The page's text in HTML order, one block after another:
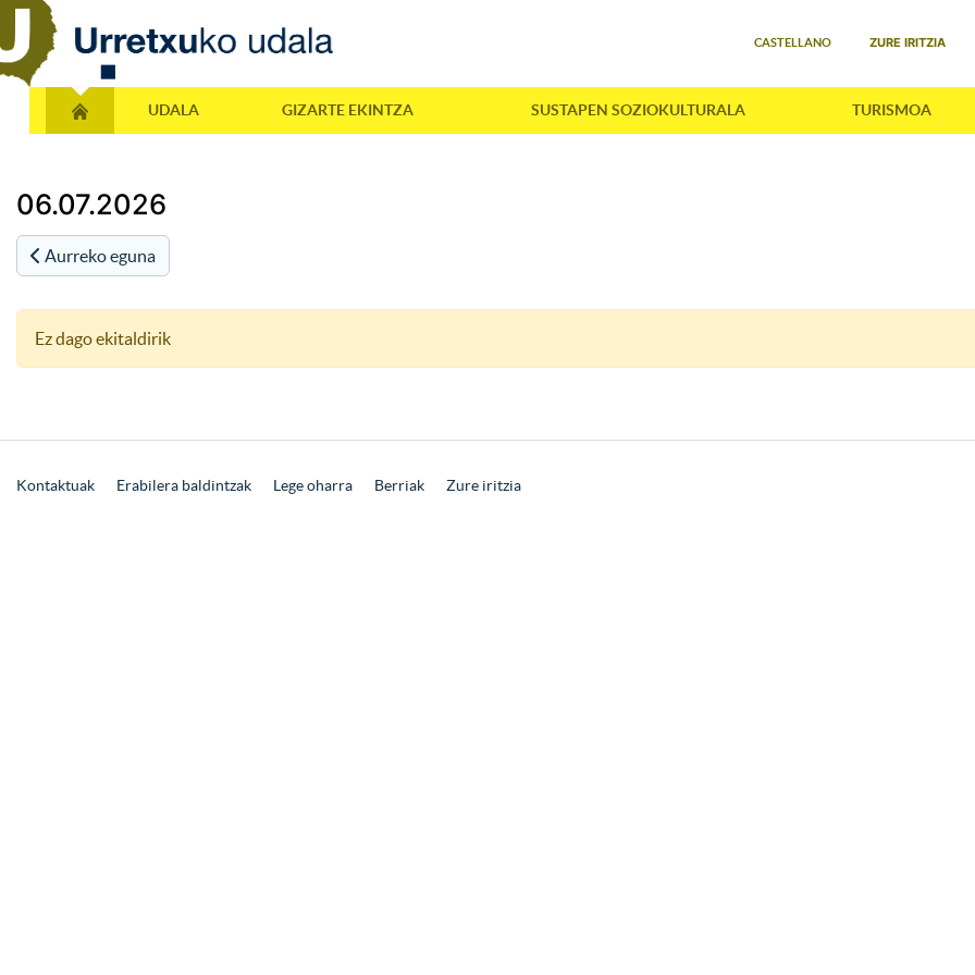
CASTELLANO ZURE IRITZIA
UDALA GIZARTE EKINTZA SUSTAPEN SOZIOKULTURALA TURISMOA
06.07.2026
Aurreko eguna
Ez dago ekitaldirik
Kontaktuak Erabilera baldintzak Lege oharra Berriak Zure iritzia